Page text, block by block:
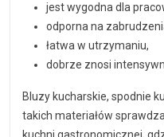
jest wygodna dla
odporna na
łatwa w utrzymaniu,
dobrze znosi
Bluzy kucharskie, spodnie
takich materiałów